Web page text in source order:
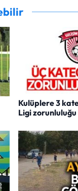
Kulüplere 3
Ligi zorunluluğu